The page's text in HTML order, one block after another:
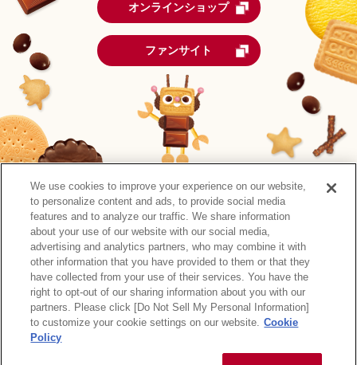
オンラインショップ
ファンサイト
森永製菓公式アカウント一覧
サイトマップ RSSの配信について
プライバシーポリシー
ウェブアクセシビリティ
ご利用規約 リンク
We use cookies to improve your experience on our website,
to personalize content and ads, to provide social media
features and to analyze our traffic. We share information
about your use of our website with our social media,
advertising and analytics partners, who may combine it with
other information that you have provided to them or that they
have collected from your use of their services. You have the
right to opt-out of our sharing information about you with our
partners. Please click [Do Not Sell My Personal Information]
to customize your cookie settings on our website. Cookie
Policy